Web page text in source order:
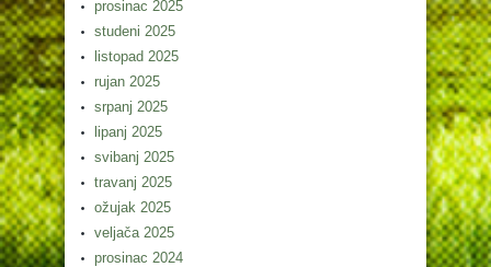
prosinac 2025
studeni 2025
listopad 2025
rujan 2025
srpanj 2025
lipanj 2025
svibanj 2025
travanj 2025
ožujak 2025
veljača 2025
prosinac 2024